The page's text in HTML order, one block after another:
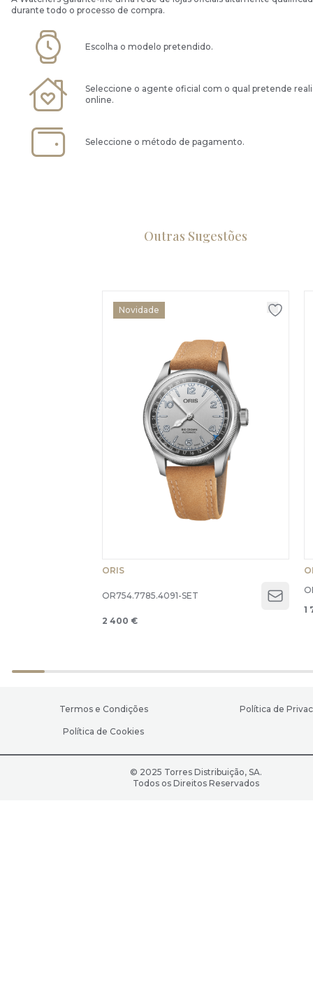
durante todo o processo de compra.
Escolha o modelo pretendido.
Seleccione o agente oficial com o qual pretende
online.
Seleccione o método de pagamento.
Outras Sugestões
Novidade
ORIS
OR754.7785.4091-SET
Open
2 400 €
1
Termos e Condições Política de
Política de Cookies
© 2025 Torres Distribuição, SA.
Todos os Direitos Reservados